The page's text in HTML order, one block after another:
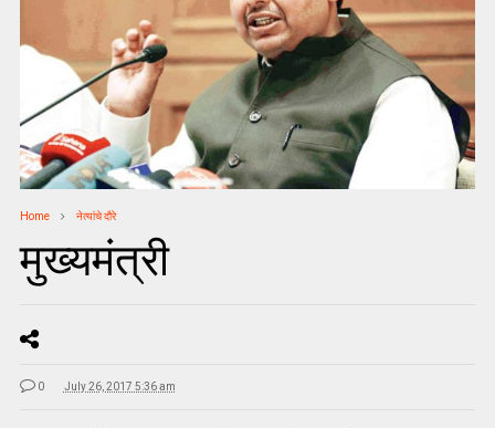
Home नेत्यांचे दौरे
मुख्यमंत्री
0 July 26, 2017 5:36 am